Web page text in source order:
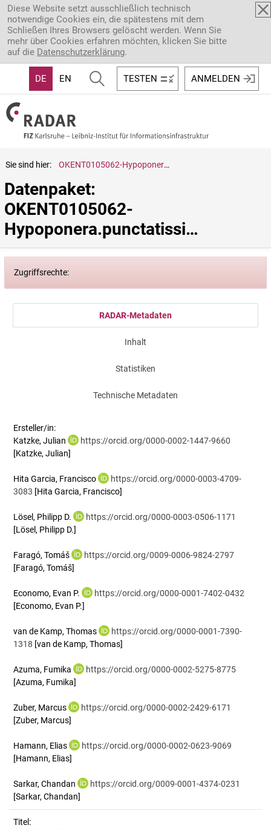
Direkt zum Inhalt
Diese Website setzt ausschließlich technisch
notwendige Cookies ein, die spätestens mit dem
Schließen Ihres Browsers gelöscht werden. Wenn Sie
mehr über Cookies erfahren möchten, klicken Sie bitte
auf die Datenschutzerklärung.
DE EN TESTEN ANMELDEN
Sie sind hier: OKENT0105062-Hypoponera.punctatissima
Datenpaket:
OKENT0105062-
Hypoponera.punctatissima
Zugriffsrechte:
RADAR-Metadaten
Inhalt
Statistiken
Technische Metadaten
Ersteller/in:
Katzke, Julian
https://orcid.org/0000-0002-1447-9660
[Katzke, Julian]
Hita Garcia, Francisco
https://orcid.org/0000-0003-4709-
3083 [Hita Garcia, Francisco]
Lösel, Philipp D.
https://orcid.org/0000-0003-0506-1171
[Lösel, Philipp D.]
Faragó, Tomáš
https://orcid.org/0009-0006-9824-2797
[Faragó, Tomáš]
Economo, Evan P.
https://orcid.org/0000-0001-7402-0432
[Economo, Evan P.]
van de Kamp, Thomas
https://orcid.org/0000-0001-7390-
1318 [van de Kamp, Thomas]
Azuma, Fumika
https://orcid.org/0000-0002-5275-8775
[Azuma, Fumika]
Zuber, Marcus
https://orcid.org/0000-0002-2429-6171
[Zuber, Marcus]
Hamann, Elias
https://orcid.org/0000-0002-0623-9069
[Hamann, Elias]
Sarkar, Chandan
https://orcid.org/0009-0001-4374-0231
[Sarkar, Chandan]
Titel: